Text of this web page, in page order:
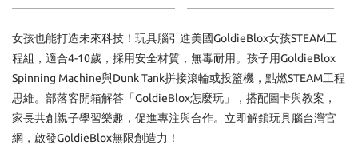
Range
(NT$)
~
女孩也能打造未來科技！玩具腦引進美國GoldieBlox女孩STEAM工
程組，適合4-10歲，採用安全材質，無毒耐用。孩子用GoldieBlox
Spinning Machine與Dunk Tank拼接滾輪或投籃機，點燃STEAM工程
思維。部落客開箱解答「GoldieBlox怎麼玩」，搭配圖卡與教案，
家長共創親子學習樂趣，促進專注與合作。立即解鎖玩具腦台灣官
網，啟發GoldieBlox無限創造力！